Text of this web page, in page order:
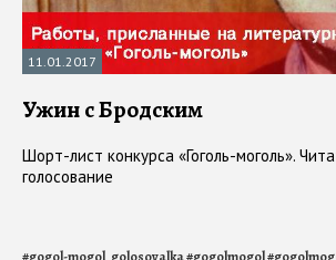
11.01.2017
Ужин с Бродским
Шорт-лист конкурса «Гоголь-моголь».
голосование
#gogol-mogol_golosovalka#gogolmogol#